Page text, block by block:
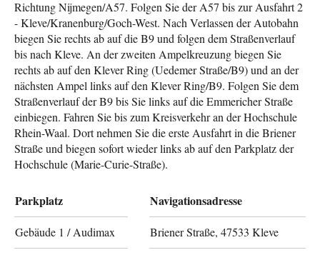
Richtung Nijmegen/A57. Folgen Sie der A57 bis zur Ausfahrt 2
- Kleve/Kranenburg/Goch-West. Nach Verlassen der Autobahn
biegen Sie rechts ab auf die B9 und folgen dem Straßenverlauf
bis nach Kleve. An der zweiten Ampelkreuzung biegen Sie
rechts ab auf den Klever Ring (Uedemer Straße/B9) und an der
nächsten Ampel links auf den Klever Ring/B9. Folgen Sie dem
Straßenverlauf der B9 bis Sie links auf die Emmericher Straße
einbiegen. Fahren Sie bis zum Kreisverkehr an der Hochschule
Rhein-Waal. Dort nehmen Sie die erste Ausfahrt in die Briener
Straße und biegen sofort wieder links ab auf den Parkplatz der
Hochschule (Marie-Curie-Straße).
Parkplatz Navigationsadresse
Gebäude 1 / Audimax Briener Straße, 47533 Kleve